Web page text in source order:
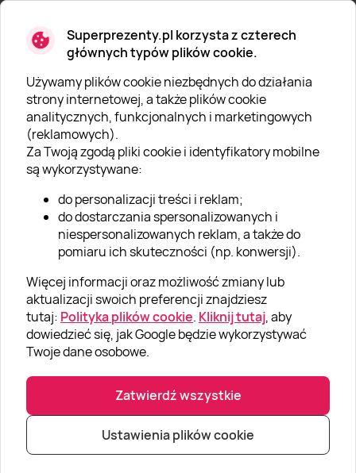
Superprezenty.pl korzysta z czterech
głównych typów plików cookie.
Używamy plików cookie niezbędnych do działania
strony internetowej, a także plików cookie
analitycznych, funkcjonalnych i marketingowych
(reklamowych).
Za Twoją zgodą pliki cookie i identyfikatory mobilne
są wykorzystywane:
do personalizacji treści i reklam;
do dostarczania spersonalizowanych i
niespersonalizowanych reklam, a także do
pomiaru ich skuteczności (np. konwersji).
Więcej informacji oraz możliwość zmiany lub
aktualizacji swoich preferencji znajdziesz
tutaj: Polityka plików cookie. Kliknij tutaj, aby
dowiedzieć się, jak Google będzie wykorzystywać
Twoje dane osobowe.
Zatwierdź wszystkie
Ustawienia plików cookie
O SUPERPREZENTY
O nas
Aktualności
Kariera w Super Prezentach
Klub Lojalnościowy
Dodaj recenzję
Informacje
GRUPA „SUPER PREZENTY“
© Super prezenty 2026|info@superprezenty.pl|22 395 57 20